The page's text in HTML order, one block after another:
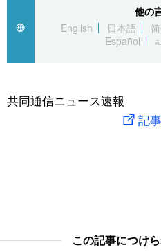
スポーツ・東京2020
Topics
他の
English
日本語
Español
共同通信ニュース速報
記
この記事につけ